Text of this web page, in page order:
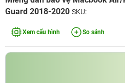
Guard 2018-2020 SKU:
Xem cấu hình So sánh